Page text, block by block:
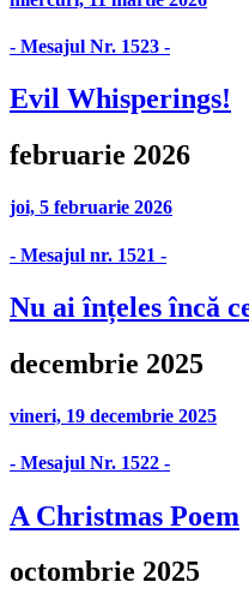
- Mesajul Nr. 1523 -
Evil Whisperings!
februarie 2026
joi, 5 februarie 2026
- Mesajul nr. 1521 -
Nu ai înțeles încă
decembrie 2025
vineri, 19 decembrie 2025
- Mesajul Nr. 1522 -
A Christmas Poem
octombrie 2025